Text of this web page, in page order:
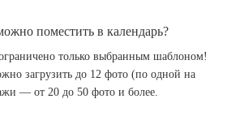
поместить в календарь?
только выбранным шаблоном!
загрузить до 12 фото (по одной на
— от 20 до 50 фото и более.